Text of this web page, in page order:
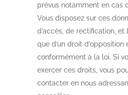
prévus notamment en cas
Vous disposez sur ces
d’accès, de rectification, et
que d’un droit
conformément à la loi. Si
exercer ces droits, vous
contacter en nous